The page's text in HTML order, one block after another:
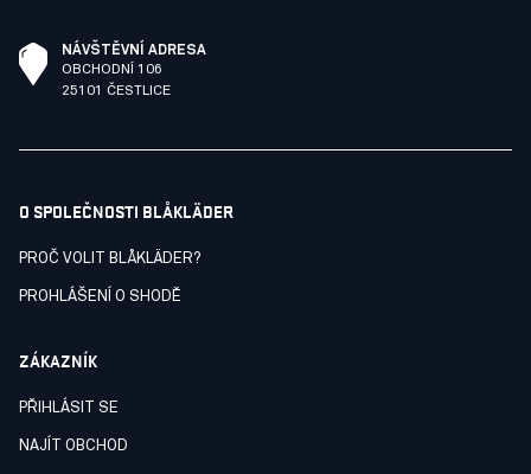
NÁVŠTĚVNÍ ADRESA
OBCHODNÍ 106
25101 ČESTLICE
O SPOLEČNOSTI BLÅKLÄDER
PROČ VOLIT BLÅKLÄDER?
PROHLÁŠENÍ O SHODĚ
ZÁKAZNÍK
PŘIHLÁSIT SE
NAJÍT OBCHOD